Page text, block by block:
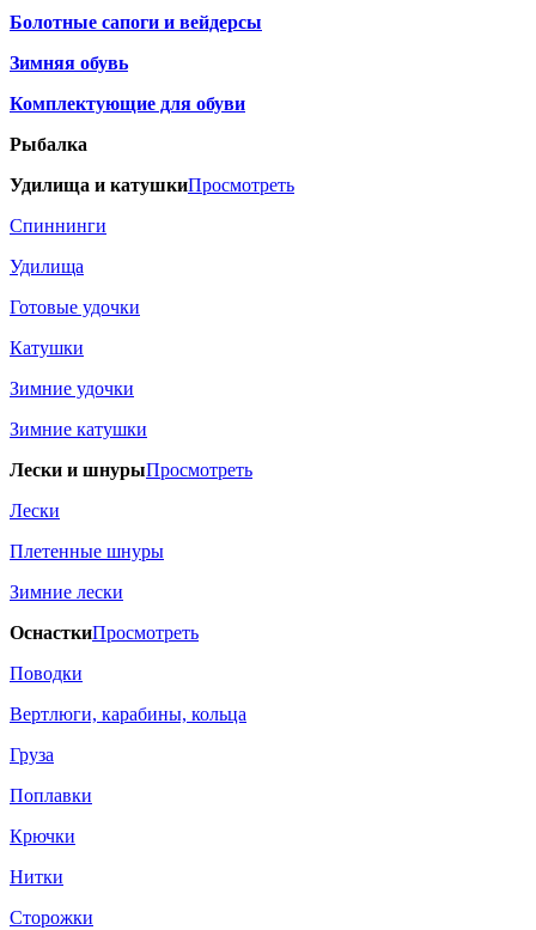
Болотные сапоги и вейдерсы
Зимняя обувь
Комплектующие для обуви
Рыбалка
Удилища и катушкиПросмотреть
Спиннинги
Удилища
Готовые удочки
Катушки
Зимние удочки
Зимние катушки
Лески и шнурыПросмотреть
Лески
Плетенные шнуры
Зимние лески
ОснасткиПросмотреть
Поводки
Вертлюги, карабины, кольца
Груза
Поплавки
Крючки
Нитки
Сторожки